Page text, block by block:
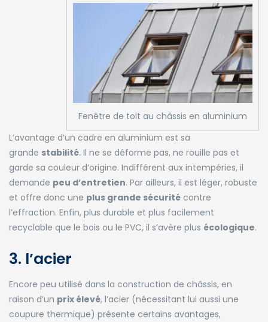
Fenêtre de toit au châssis en aluminium
L’avantage d’un cadre en aluminium est sa
grande stabilité. Il ne se déforme pas, ne rouille pas et
garde sa couleur d’origine. Indifférent aux intempéries, il
demande peu d’entretien. Par ailleurs, il est léger, robuste
et offre donc une plus grande sécurité contre
l’effraction. Enfin, plus durable et plus facilement
recyclable que le bois ou le PVC, il s’avère plus écologique.
3. l’acier
Encore peu utilisé dans la construction de châssis, en
raison d’un prix élevé, l’acier (nécessitant lui aussi une
coupure thermique) présente certains avantages,